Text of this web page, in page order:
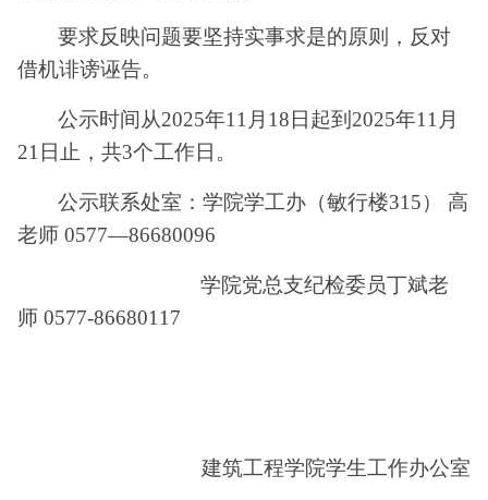
要求反映问题要坚持实事求是的原则，反对
借机诽谤诬告。
公示时间从2025年11 月 18 日起到 2025年11 月
21 日止，共3个工作日。
公示联系处室：学院学工办（敏行楼315） 高
老师 0577—86680096
学院党总支纪检委员丁斌老
师 0577-86680117
建筑工程学院学生工作办公室